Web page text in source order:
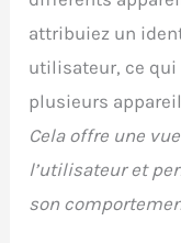
attribuiez un
utilisateur, ce
plusieurs
Cela offre une
l’utilisateur et
son